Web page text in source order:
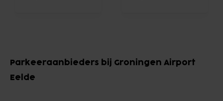
of
Parkeeraanbieders bij Groningen Airport
Eelde